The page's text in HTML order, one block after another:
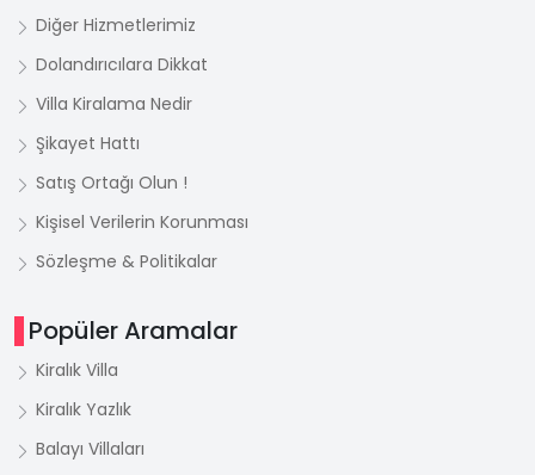
Diğer Hizmetlerimiz
Dolandırıcılara Dikkat
Villa Kiralama Nedir
Şikayet Hattı
Satış Ortağı Olun !
Kişisel Verilerin Korunması
Sözleşme & Politikalar
Popüler Aramalar
Kiralık Villa
Kiralık Yazlık
Balayı Villaları